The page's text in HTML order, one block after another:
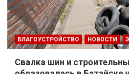
БЛАГОУСТРОЙСТВО НОВОСТИ
Свалка шин и